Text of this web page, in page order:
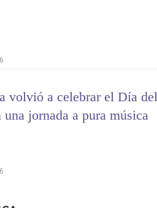
volvió a celebrar el Día del
jornada a pura música